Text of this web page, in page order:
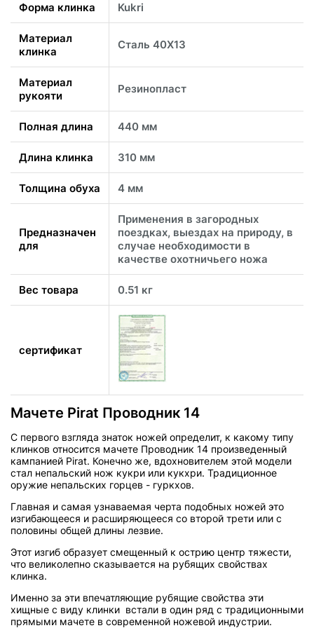
Форма клинка Kukri
Материал
клинка
Сталь 40Х13
Материал
рукояти
Резинопласт
Полная длина 440 мм
Длина клинка 310 мм
Толщина обуха 4 мм
Предназначен
для
Применения в загородных
поездках, выездах на природу, в
случае необходимости в
качестве охотничьего ножа
Вес товара 0.51 кг
сертификат
Мачете Pirat Проводник 14
С первого взгляда знаток ножей определит, к какому типу
клинков относится мачете Проводник 14 произведенный
кампанией Pirat. Конечно же, вдохновителем этой модели
стал непальский нож кукри или кукхри. Традиционное
оружие непальских горцев - гуркхов.
Главная и самая узнаваемая черта подобных ножей это
изгибающееся и расширяющееся со второй трети или с
половины общей длины лезвие.
Этот изгиб образует смещенный к острию центр тяжести,
что великолепно сказывается на рубящих свойствах
клинка.
Именно за эти впечатляющие рубящие свойства эти
хищные с виду клинки встали в один ряд с традиционными
прямыми мачете в современной ножевой индустрии.